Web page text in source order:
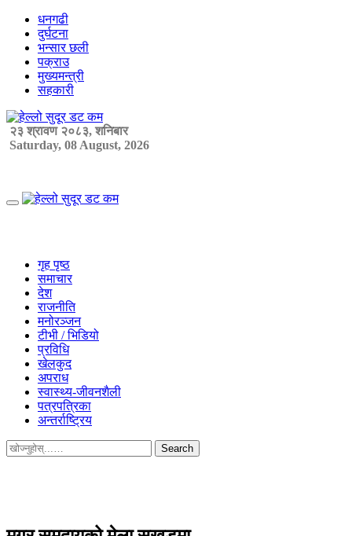
Skip
content
धनगढी
दुर्घटना
भन्सार छली
पक्राउ
मुख्यमन्त्री
सहकारी
२३ श्रावण २०८३, शनिबार
Saturday, 08 August, 2026
Primary
गृह पृष्ठ
समाचार
देश
राजनीति
मनोरञ्जन
टीभी / भिडियो
प्रविधि
खेलकुद
अपराध
स्वास्थ्य-जीवनशैली
पत्रपत्रिका
अन्तर्राष्ट्रिय
Search
for: